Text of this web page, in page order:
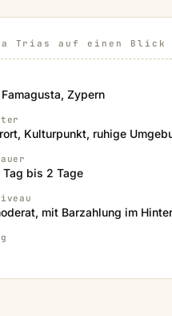
Trias auf einen Blick
Zypern
Kulturpunkt, ruhige
Tag bis 2 Tage
mit Barzahlung im